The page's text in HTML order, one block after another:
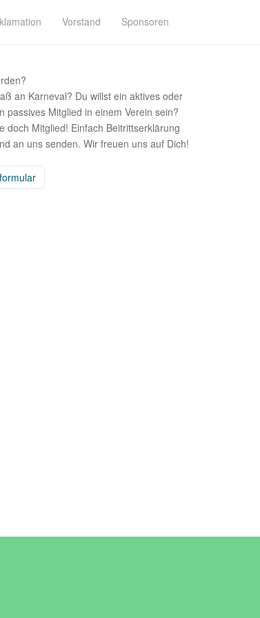
Vorstand Sponsoren
an Karneval? Du willst ein aktives oder
passives Mitglied in einem Verein sein?
doch Mitglied! Einfach Beitrittserklärung
an uns senden. Wir freuen uns auf Dich!